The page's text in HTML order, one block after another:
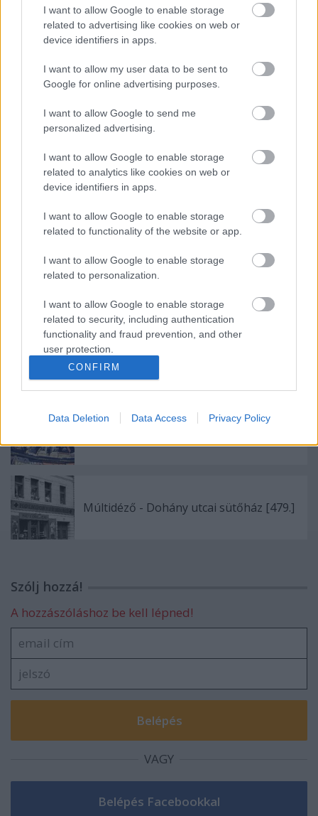
I want to allow Google to enable storage
related to advertising like cookies on web or
device identifiers in apps.
I want to allow my user data to be sent to
Google for online advertising purposes.
I want to allow Google to send me
personalized advertising.
I want to allow Google to enable storage
related to analytics like cookies on web or
device identifiers in apps.
I want to allow Google to enable storage
related to functionality of the website or app.
I want to allow Google to enable storage
related to personalization.
I want to allow Google to enable storage
related to security, including authentication
functionality and fraud prevention, and other
user protection.
CONFIRM
Data Deletion Data Access Privacy Policy
Címkék:önkormányzat építkezés szálloda romkocsmák
kazinczy utca
Ajánlott bejegyzések:
Sétálóutca, némi ellentmondással [483.]
Hogy tudjuk, mit is vesztünk el most
Szálloda a Klauzál utcában? [473.]
Múltidéző - Dohány utcai sütőház [479.]
Szólj hozzá!
A hozzászóláshoz be kell lépned!
VAGY